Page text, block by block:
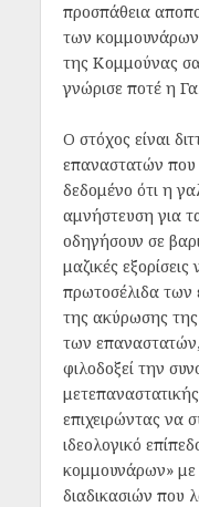
προσπάθεια
των κομμουνάρων
της Κομμούνας
γνώρισε ποτέ η
Ο στόχος είναι
επαναστατών που
δεδομένο ότι η
αμνήστευση για
οδηγήσουν σε
μαζικές
πρωτοσέλιδα
της ακύρωσης
των
φιλοδοξεί την
επιχειρώντας να
ιδεολογικό
κομμουνάρων» με
διαδικασιών που